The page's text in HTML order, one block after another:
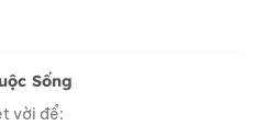
Sống
vời để: